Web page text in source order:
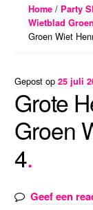
Home/ Party
Wietblad
Groen Wiet
Gepost op 25 juli
Grote
Groen
4
Geef een